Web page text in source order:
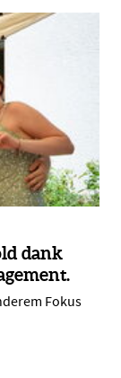
dank
Fokus